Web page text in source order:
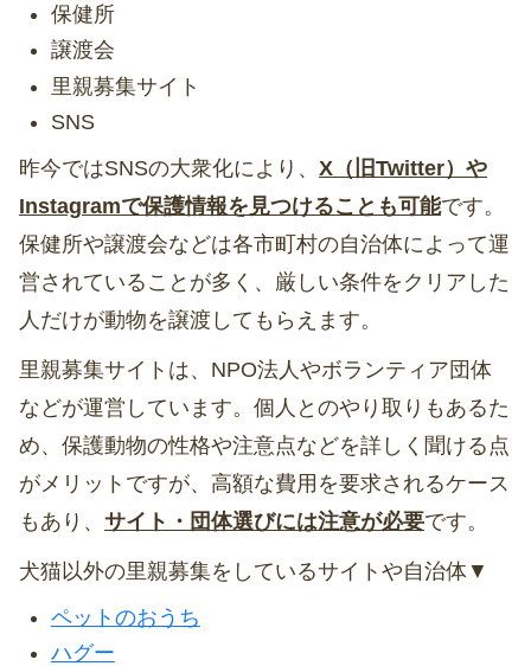
保健所
譲渡会
里親募集サイト
SNS
昨今ではSNSの大衆化により、 X（旧Twitter）や
Instagramで保護情報を見つけることも可能です。
保健所や譲渡会などは各市町村の自治体によって運
営されていることが多く、厳しい条件をクリアした
人だけが動物を譲渡してもらえます。
里親募集サイトは、NPO法人やボランティア団体
などが運営しています。個人とのやり取りもあるた
め、保護動物の性格や注意点などを詳しく聞ける点
がメリットですが、高額な費用を要求されるケース
もあり、 サイト・団体選びには注意が必要です。
犬猫以外の里親募集をしているサイトや自治体▼
ペットのおうち
ハグー